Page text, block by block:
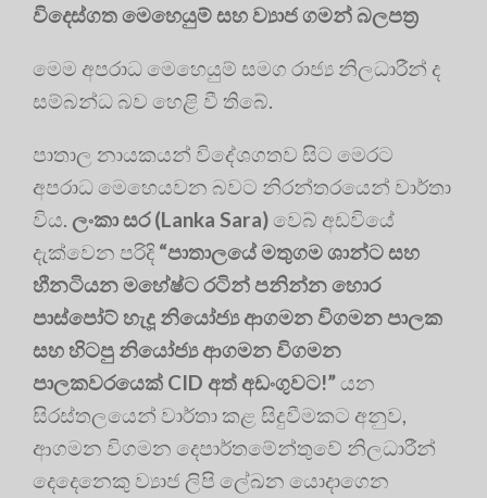
විදෙස්ගත මෙහෙයුම් සහ ව්‍යාජ ගමන් බලපත්‍ර
මෙම අපරාධ මෙහෙයුම් සමග රාජ්‍ය නිලධාරීන් ද
සම්බන්ධ බව හෙළි වී තිබේ.
පාතාල නායකයන් විදේශගතව සිට මෙරට
අපරාධ මෙහෙයවන බවට නිරන්තරයෙන් වාර්තා
විය. ලංකා සර (Lanka Sara) වෙබ් අඩවියේ
දැක්වෙන පරිදි “පාතාලයේ මතුගම ශාන්ට සහ
හීනටියන මහේෂ්ට රටින් පනින්න හොර
පාස්පෝට් හැදූ නියෝජ්‍ය ආගමන විගමන පාලක
සහ හිටපු නියෝජ්‍ය ආගමන විගමන
පාලකවරයෙක් CID අත් අඩංගුවට!” යන
සිරස්තලයෙන් වාර්තා කළ සිදුවීමකට අනුව,
ආගමන විගමන දෙපාර්තමේන්තුවේ නිලධාරීන්
දෙදෙනෙකු ව්‍යාජ ලිපි ලේඛන යොදාගෙන